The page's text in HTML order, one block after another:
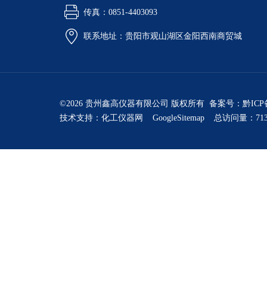
传真：0851-4403093
联系地址：贵阳市观山湖区金阳西南商贸城
©2026 贵州鑫高仪器有限公司 版权所有 备案号： 黔ICP
技术支持： 化工仪器网 GoogleSitemap 总访问量：